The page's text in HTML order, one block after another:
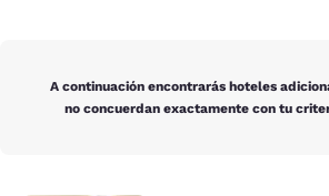
A continuación encontrarás hoteles
no concuerdan exactamente con tu